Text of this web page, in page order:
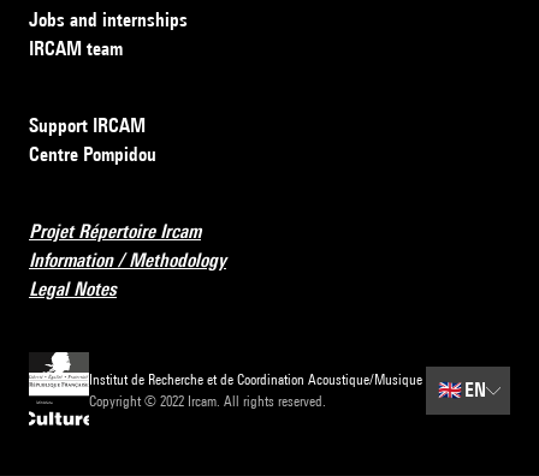
Jobs and internships
IRCAM team
Support IRCAM
Centre Pompidou
Projet Répertoire Ircam
Information / Methodology
Legal Notes
Institut de Recherche et de Coordination Acoustique/Musique
Copyright © 2022 Ircam. All rights reserved.
🇬🇧EN